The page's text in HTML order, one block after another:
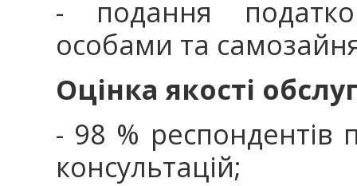
- подання
особами та
Оцінка якості
- 98 % респондентів
консультацій;